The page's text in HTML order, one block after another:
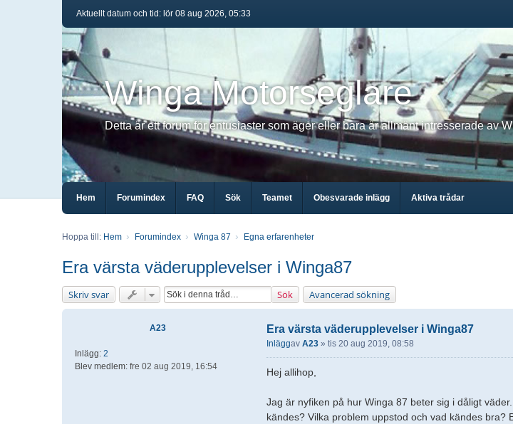
Aktuellt datum och tid: lör 08 aug 2026, 05:33
Winga Motorseglare
Detta är ett forum för entusiaster som äger eller bara är allmänt intresserade av
Hem Forumindex FAQ Sök Teamet Obesvarade inlägg Aktiva trådar
Hoppa till: Hem Forumindex Winga 87 Egna erfarenheter
Era värsta väderupplevelser i Winga87
Skriv svar Sök Avancerad sökning
A23
Inlägg: 2
Blev medlem: fre 02 aug 2019, 16:54
Era värsta väderupplevelser i Winga87
Inläggav A23 » tis 20 aug 2019, 08:58
Hej allihop,
Jag är nyfiken på hur Winga 87 beter sig i dåligt
kändes? Vilka problem uppstod och vad kändes